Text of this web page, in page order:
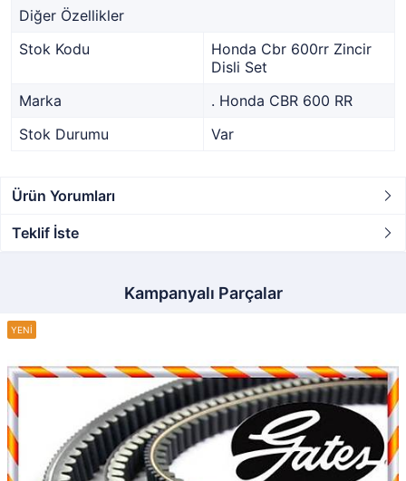
Diğer Özellikler
Stok Kodu
Honda Cbr 600rr Zincir
Disli Set
Marka
. Honda CBR 600 RR
Stok Durumu
Var
Ürün Yorumları
Teklif İste
Kampanyalı Parçalar